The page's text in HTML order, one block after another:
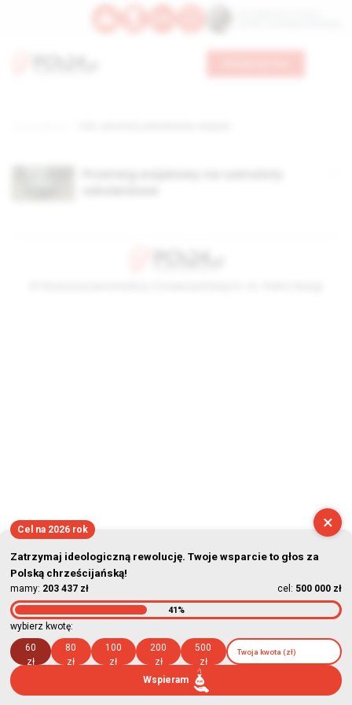
×
Cel na 2026 rok
Zatrzymaj ideologiczną rewolucję. Twoje wsparcie to głos za
Polską chrześcijańską!
mamy: 203 437 zł cel: 500 000 zł
41%
wybierz kwotę:
60
zł
80
zł
100
zł
200
zł
500
zł
Wspieram